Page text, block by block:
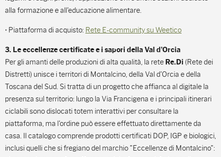
alla formazione e all'educazione alimentare.
• Piattaforma di acquisto: Rete E-community su Weetico
3. Le eccellenze certificate e i sapori della Val d'Orcia
Per gli amanti delle produzioni di alta qualità, la rete Re.Di (Rete dei
Distretti) unisce i territori di Montalcino, della Val d'Orcia e della
Toscana del Sud. Si tratta di un progetto che affianca al digitale la
presenza sul territorio: lungo la Via Francigena e i principali itinerari
ciclabili sono dislocati totem interattivi per consultare la
piattaforma, ma l'ordine può essere effettuato direttamente da
casa. Il catalogo comprende prodotti certificati DOP, IGP e biologici,
inclusi quelli che si fregiano del marchio "Eccellenze di Montalcino":